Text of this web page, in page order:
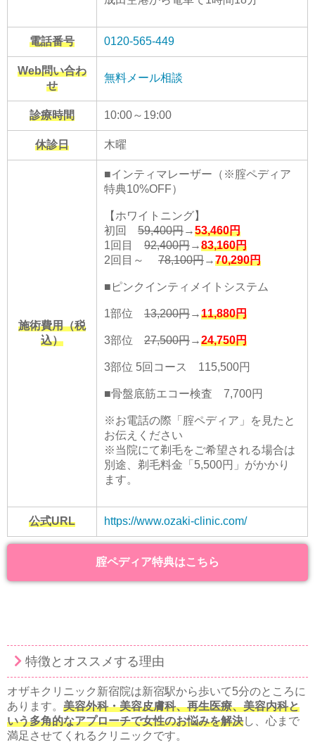
電話番号 0120-565-449
Web問い合わ
せ
無料メール相談
診療時間 10:00～19:00
休診日 木曜
施術費用（税
込）
■インティマレーザー（※腟ペディア
特典10%OFF）
【ホワイトニング】
初回 59,400円→53,460円
1回目 92,400円→83,160円
2回目～ 78,100円→70,290円
■ピンクインティメイトシステム
1部位 13,200円→11,880円
3部位 27,500円→24,750円
3部位 5回コース 115,500円
■骨盤底筋エコー検査 7,700円
※お電話の際「腟ペディア」を見たと
お伝えください
※当院にて剃毛をご希望される場合は
別途、剃毛料金「5,500円」がかかり
ます。
公式URL https://www.ozaki-clinic.com/
腟ペディア特典はこちら
特徴とオススメする理由
オザキクリニック新宿院は新宿駅から歩いて5分のところに
あります。 美容外科・美容皮膚科、再生医療、美容内科と
いう多角的なアプローチで女性のお悩みを解決し、心まで
満足させてくれるクリニックです。